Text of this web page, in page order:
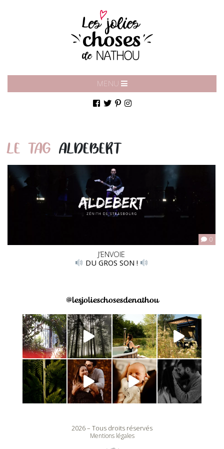
MENU
LE TAGALDEBERT
0
J’ENVOIE
DU GROS SON !
@lesjolieschosesdenathou
2026 – Tous droits réservés
Mentions légales